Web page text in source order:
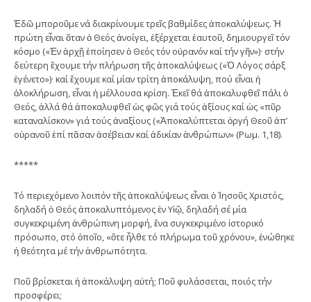
Ἐδῶ μποροῦμε νά διακρίνουμε τρεῖς βαθμίδες ἀποκαλύψεως. Ἡ
πρώτη εἶναι ὅταν ὁ Θεός ἀνοίγει, ἐξέρχεται ἑαυτοῦ, δημιουργεῖ τόν
κόσμο («Ἐν ἀρχῇ ἐποίησεν ὁ Θεός τόν οὐρανόν καί τήν γῆν»)· στήν
δεύτερη ἔχουμε τήν πλήρωση τῆς ἀποκαλύψεως («Ὁ Λόγος σάρξ
ἐγένετο»)· καί ἔχουμε καί μίαν τρίτη ἀποκάλυψη, πού εἶναι ἡ
ὁλοκλήρωση, εἶναι ἡ μέλλουσα κρίση. Ἐκεῖ θά ἀποκαλυφθεῖ πάλι ὁ
Θεός, ἀλλά θά ἀποκαλυφθεῖ ὡς φῶς γιά τούς ἀξίους καί ὡς «πῦρ
καταναλίσκον» γιά τούς ἀναξίους («Ἀποκαλύπτεται ὀργή Θεοῦ ἀπ’
οὐρανοῦ ἐπί πᾶσαν ἀσέβειαν καί ἀδικίαν ἀνθρώπων» (Ρωμ. 1,18).
*****
Τό περιεχόμενο λοιπόν τῆς ἀποκαλύψεως εἶναι ὁ Ἰησοῦς Χριστός,
δηλαδή ὁ Θεός ἀποκαλυπτόμενος ἐν Υἱῷ, δηλαδή σέ μία
συγκεκριμένη ἀνθρώπινη μορφή, ἕνα συγκεκριμένο ἱστορικό
πρόσωπο, στό ὁποῖο, «ὅτε ἦλθε τό πλήρωμα τοῦ χρόνου», ἑνώθηκε
ἡ θεότητα μέ τήν ἀνθρωπότητα.
Ποῦ βρίσκεται ἡ ἀποκάλυψη αὐτή; Ποῦ φυλάσσεται, ποιός τήν
προσφέρει;